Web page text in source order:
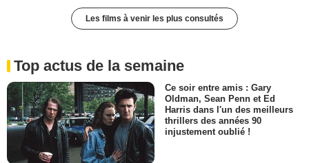
Les films à venir les plus consultés
Top actus de la semaine
Ce soir entre amis : Gary
Oldman, Sean Penn et Ed
Harris dans l'un des meilleurs
thrillers des années 90
injustement oublié !